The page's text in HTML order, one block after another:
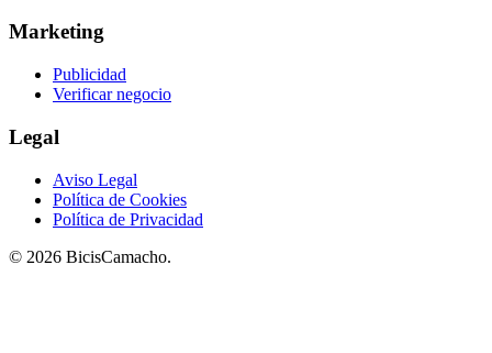
Marketing
Publicidad
Verificar negocio
Legal
Aviso Legal
Política de Cookies
Política de Privacidad
© 2026 BicisCamacho.